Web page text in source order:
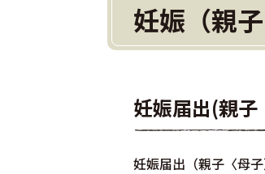
妊娠（親
妊娠届出(親子
妊娠届出（親子〈母